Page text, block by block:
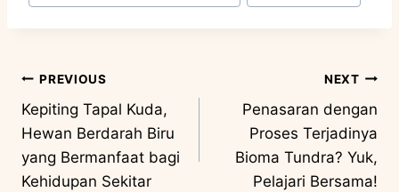
PREVIOUS
Kepiting Tapal Kuda,
Hewan Berdarah Biru
yang Bermanfaat bagi
Kehidupan Sekitar
NEXT
Penasaran dengan
Proses Terjadinya
Bioma Tundra? Yuk,
Pelajari Bersama!